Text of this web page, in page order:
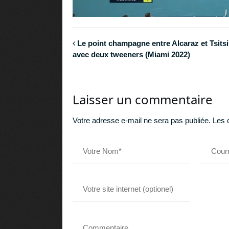
Le point champagne entre Alcaraz et
avec deux tweeners (Miami 2022)
Laisser un commentaire
Votre adresse e-mail ne sera pas publiée. Les